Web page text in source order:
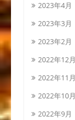
2023年4月
2023年3月
2023年2月
2022年12月
2022年11月
2022年10月
2022年9月